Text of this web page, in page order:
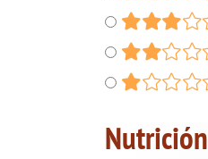
Nutrición